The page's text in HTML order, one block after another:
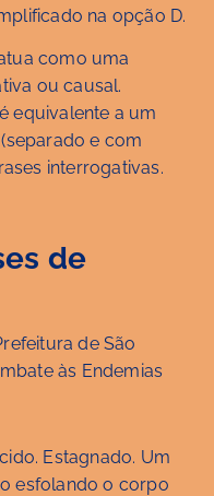
na opção D.
como uma
ou causal.
equivalente a um
e com
interrogativas.
de
de São
às Endemias
Estagnado. Um
esfolando o corpo